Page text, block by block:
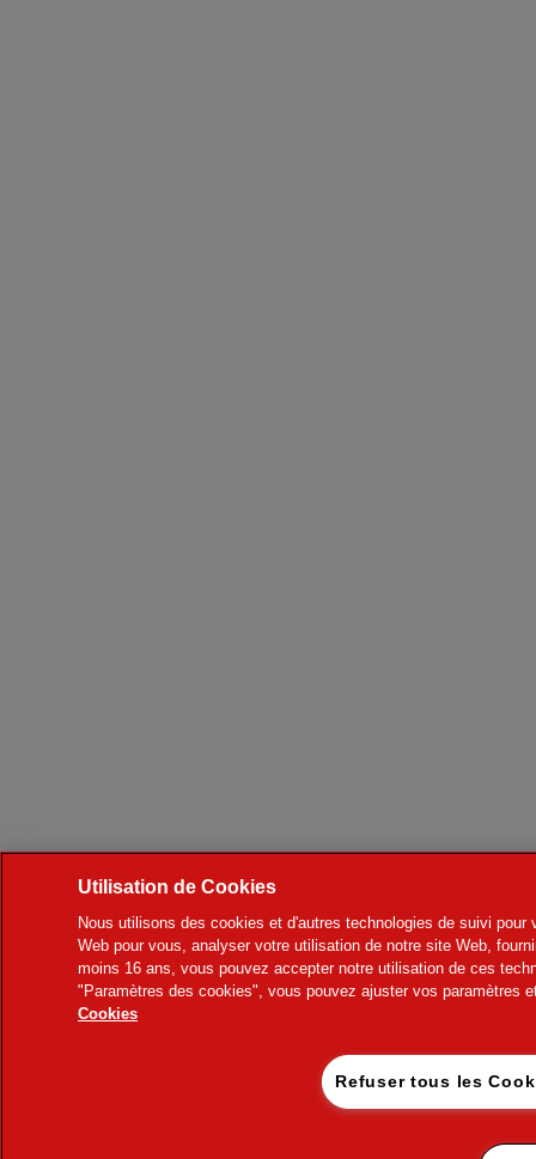
Utilisation de Cookies
Nous utilisons des cookies et d'autres technologies de suivi
Web pour vous, analyser votre utilisation de notre site Web,
moins 16 ans, vous pouvez accepter notre utilisation de ces
"Paramètres des cookies", vous pouvez ajuster vos paramètres
Cookies
Refuser tous